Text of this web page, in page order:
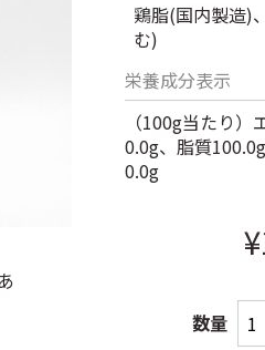
鶏脂(国内製造)
む)
栄養成分表示
（100g当たり
0.0g、脂質
0.0g
数量